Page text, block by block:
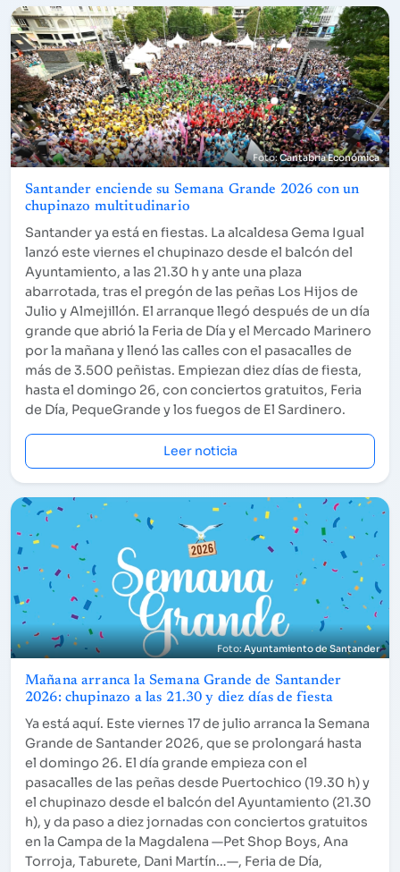
Cantabria Económica
Santander enciende su Semana Grande 2026 con un
chupinazo multitudinario
Santander ya está en fiestas. La alcaldesa Gema Igual
lanzó este viernes el chupinazo desde el balcón del
Ayuntamiento, a las 21.30 h y ante una plaza
abarrotada, tras el pregón de las peñas Los Hijos de
Julio y Almejillón. El arranque llegó después de un día
grande que abrió la Feria de Día y el Mercado Marinero
por la mañana y llenó las calles con el pasacalles de
más de 3.500 peñistas. Empiezan diez días de fiesta,
hasta el domingo 26, con conciertos gratuitos, Feria
de Día, PequeGrande y los fuegos de El Sardinero.
Leer noticia
Ayuntamiento de Santander
Mañana arranca la Semana Grande de Santander
2026: chupinazo a las 21.30 y diez días de fiesta
Ya está aquí. Este viernes 17 de julio arranca la Semana
Grande de Santander 2026, que se prolongará hasta
el domingo 26. El día grande empieza con el
pasacalles de las peñas desde Puertochico (19.30 h) y
el chupinazo desde el balcón del Ayuntamiento (21.30
h), y da paso a diez jornadas con conciertos gratuitos
en la Campa de la Magdalena —Pet Shop Boys, Ana
Torroja, Taburete, Dani Martín…—, Feria de Día,